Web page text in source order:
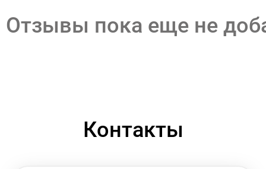
Отзывы пока еще не
Контакты